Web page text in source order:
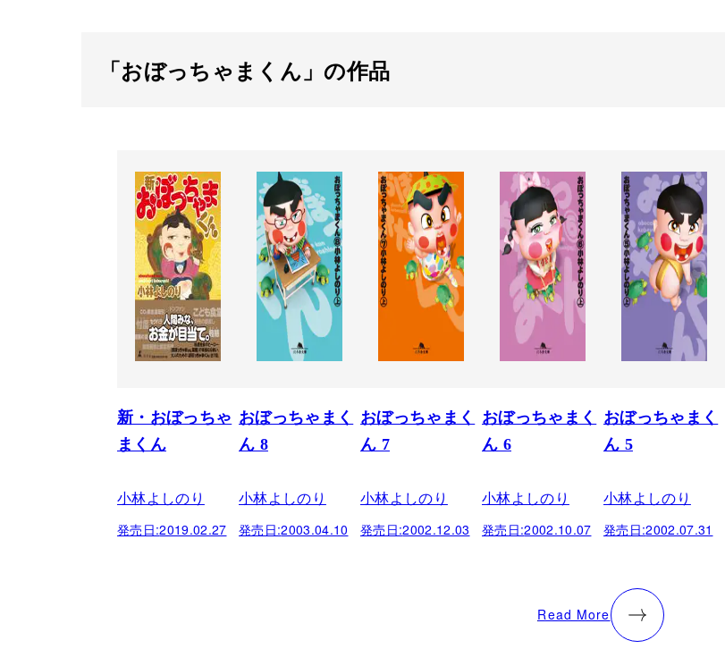
「おぼっちゃまくん」の作品
新・おぼっちゃ
まくん
小林よしのり
発売日:2019.02.27
おぼっちゃまく
ん 8
小林よしのり
発売日:2003.04.10
おぼっちゃまく
ん 7
小林よしのり
発売日:2002.12.03
おぼっちゃまく
ん 6
小林よしのり
発売日:2002.10.07
おぼっちゃまく
ん 5
小林よしのり
発売日:2002.07.31
Read More